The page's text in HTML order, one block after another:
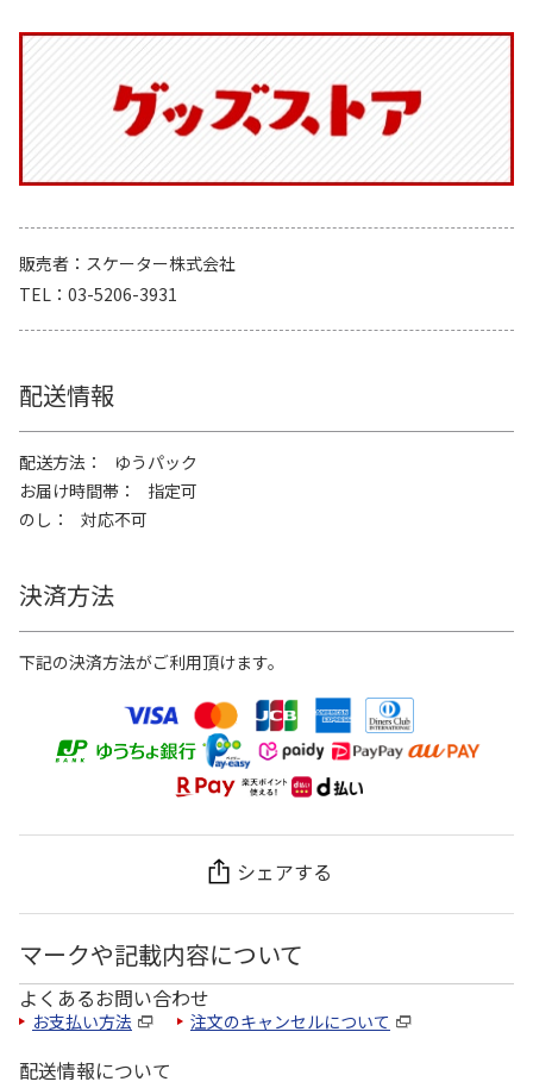
販売者
スケーター株式会社
TEL
03-5206-3931
配送情報
配送方法
ゆうパック
お届け時間帯
指定可
のし
対応不可
決済方法
下記の決済方法がご利用頂けます。
シェアする
マークや記載内容について
よくあるお問い合わせ
お支払い方法 注文のキャンセルについて
配送情報について